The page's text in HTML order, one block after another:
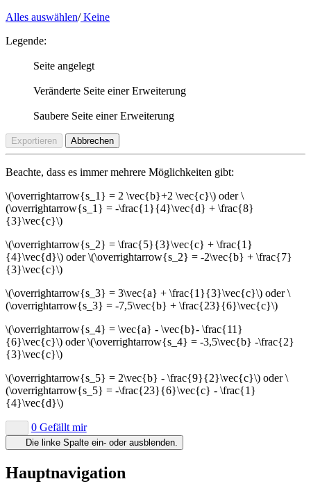
Alles auswählen/Keine
Legende:
Seite angelegt
Veränderte Seite einer Erweiterung
Saubere Seite einer Erweiterung
Exportieren Abbrechen
Beachte, dass es immer mehrere Möglichkeiten gibt:
\(\overrightarrow{s_1} = 2 \vec{b}+2 \vec{c}\) oder\
(\overrightarrow{s_1} = -\frac{1}{4}\vec{d} + \frac{8}
{3}\vec{c}\)
\(\overrightarrow{s_2} = \frac{5}{3}\vec{c} + \frac{1}
{4}\vec{d}\) oder\(\overrightarrow{s_2} = -2\vec{b} + \frac{7}
{3}\vec{c}\)
\(\overrightarrow{s_3} = 3\vec{a} + \frac{1}{3}\vec{c}\) oder\
(\overrightarrow{s_3} = -7,5\vec{b} + \frac{23}{6}\vec{c}\)
\(\overrightarrow{s_4} = \vec{a} - \vec{b}- \frac{11}
{6}\vec{c}\) oder\(\overrightarrow{s_4} = -3,5\vec{b} -\frac{2}
{3}\vec{c}\)
\(\overrightarrow{s_5} = 2\vec{b} - \frac{9}{2}\vec{c}\) oder\
(\overrightarrow{s_5} = -\frac{23}{6}\vec{c} - \frac{1}
{4}\vec{d}\)
0 Gefällt mir
Die linke Spalte ein- oder ausblenden.
Hauptnavigation